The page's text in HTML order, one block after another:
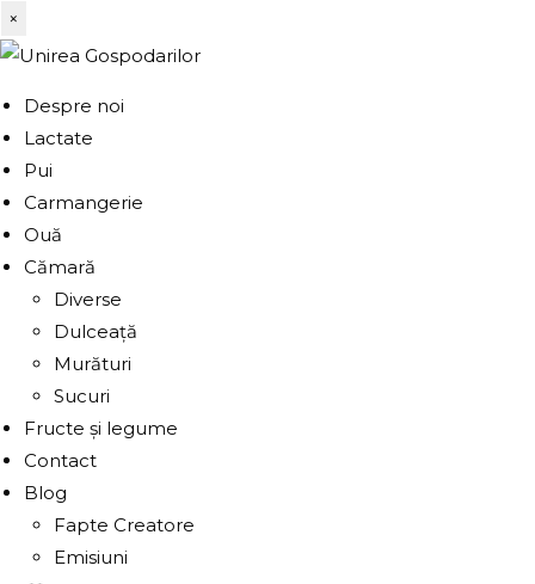
×
Despre noi
Lactate
Pui
Carmangerie
Ouă
Cămară
Diverse
Dulceață
Murături
Sucuri
Fructe și legume
Contact
Blog
Fapte Creatore
Emisiuni